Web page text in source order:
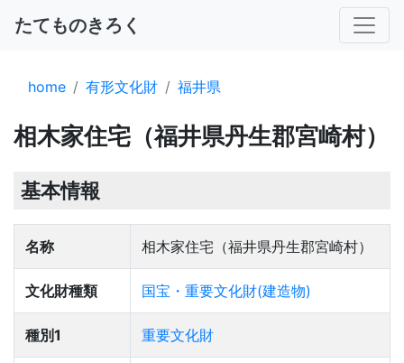
たてものきろく
home 有形文化財 福井県
相木家住宅（福井県丹生郡宮崎村）
基本情報
名称 相木家住宅（福井県丹生郡宮崎村）
文化財種類 国宝・重要文化財(建造物)
種別1 重要文化財